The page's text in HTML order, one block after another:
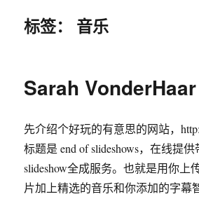
标签： 音乐
Sarah
先介绍个好玩的有意思的网站，
标题是 end of slideshows，在线提
slideshow全成服务。也就是用你上
片加上精选的音乐和你添加的字幕